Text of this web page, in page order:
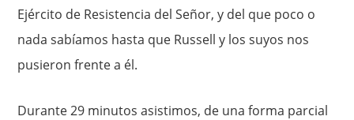
Ejército de Resistencia del Señor, y del que poco o
nada sabíamos hasta que Russell y los suyos nos
pusieron frente a él.
Durante 29 minutos asistimos, de una forma parcial